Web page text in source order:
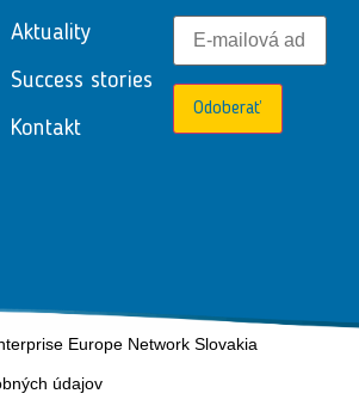
Aktuality
Success stories
Kontakt
Odoberať
Europe Network Slovakia
údajov